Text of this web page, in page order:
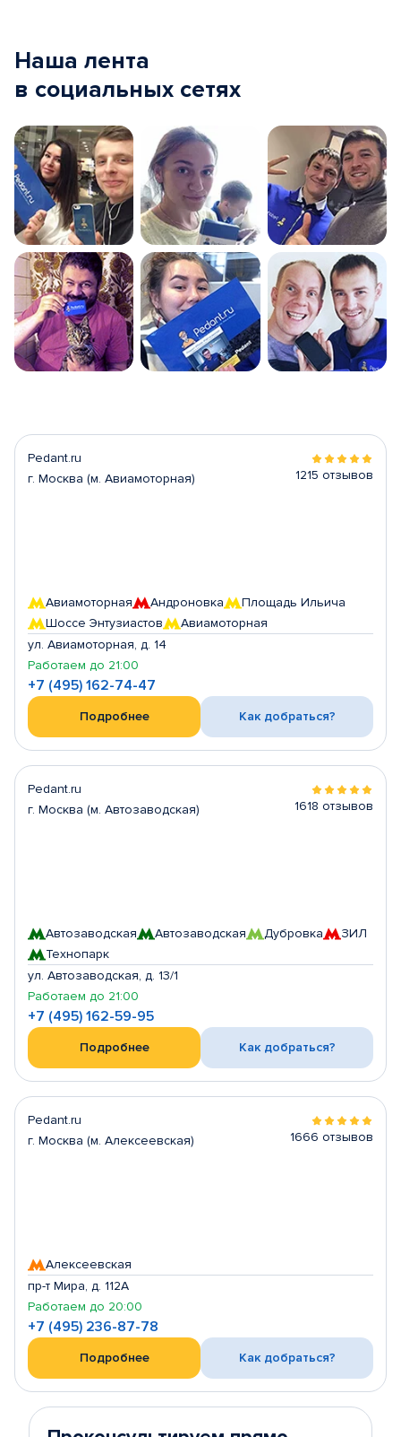
Наша лента
в социальных сетях
Pedant.ru
г. Москва (м. Авиамоторная)
1215 отзывов
Авиамоторная Андроновка
Площадь Ильича
Шоссе Энтузиастов
Авиамоторная
ул. Авиамоторная, д. 14
Работаем до 21:00
+7 (495) 162-74-47
Подробнее Как добраться?
Pedant.ru
г. Москва (м. Автозаводская)
1618 отзывов
Автозаводская Автозаводская Дубровка
ЗИЛ
Технопарк
ул. Автозаводская, д. 13/1
Работаем до 21:00
+7 (495) 162-59-95
Подробнее Как добраться?
Pedant.ru
г. Москва (м. Алексеевская)
1666 отзывов
Алексеевская
пр-т Мира, д. 112А
Работаем до 20:00
+7 (495) 236-87-78
Подробнее Как добраться?